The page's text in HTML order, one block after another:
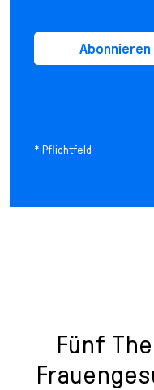
Abonnieren
* Pflichtfeld
Fünf